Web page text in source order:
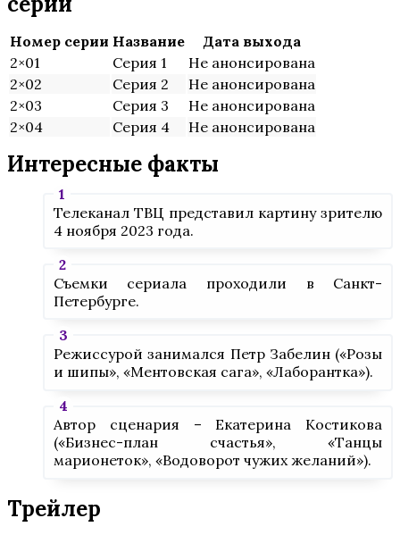
Номер серии Название
Дата выхода
2×01
Серия 1
Не анонсирована
2×02
Серия 2
Не анонсирована
2×03
Серия 3
Не анонсирована
2×04
Серия 4 Не анонсирована
Интересные факты
Телеканал ТВЦ представил картину зрителю
4 ноября 2023 года.
Съемки сериала проходили в Санкт-
Петербурге.
Режиссурой занимался Петр Забелин («Розы
и шипы», «Ментовская сага», «Лаборантка»).
Автор сценария – Екатерина Костикова
(«Бизнес-план счастья», «Танцы
марионеток», «Водоворот чужих желаний»).
Трейлер